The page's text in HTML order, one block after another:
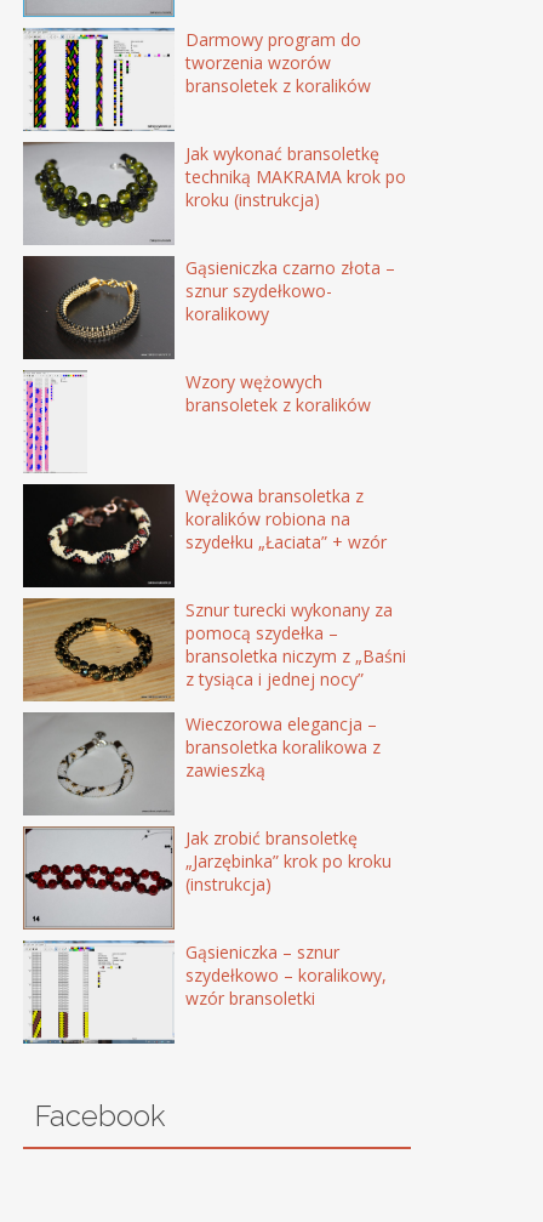
Darmowy program do
tworzenia wzorów
bransoletek z koralików
Jak wykonać bransoletkę
techniką MAKRAMA krok po
kroku (instrukcja)
Gąsieniczka czarno złota –
sznur szydełkowo-
koralikowy
Wzory wężowych
bransoletek z koralików
Wężowa bransoletka z
koralików robiona na
szydełku „Łaciata” + wzór
Sznur turecki wykonany za
pomocą szydełka –
bransoletka niczym z „Baśni
z tysiąca i jednej nocy”
Wieczorowa elegancja –
bransoletka koralikowa z
zawieszką
Jak zrobić bransoletkę
„Jarzębinka” krok po kroku
(instrukcja)
Gąsieniczka – sznur
szydełkowo – koralikowy,
wzór bransoletki
Facebook